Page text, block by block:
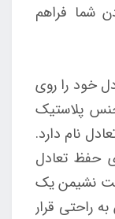
شما فراهم
خود را روی
پلاستیک
نام دارد.
حفظ تعادل
نشیمن یک
راحتی قرار